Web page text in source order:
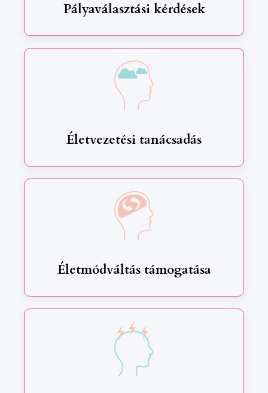
Pályaválasztási kérdések
Életvezetési tanácsadás
Életmódváltás támogatása